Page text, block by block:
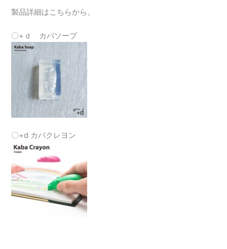
製品詳細はこちらから。
〇+ｄ カバソープ
〇+d カバクレヨン